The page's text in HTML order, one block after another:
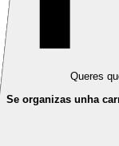
Queres
Se organizas unha